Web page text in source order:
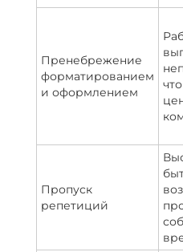
Пренебрежение
форматированием
и оформлением
Пропуск
репетиций